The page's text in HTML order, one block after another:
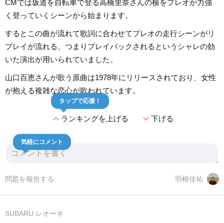
CMでは坂道を自転車で登る高橋里奈さんの横をプレオが力強
く登っていくシーンから始まります。
するとこの曲が流れて歌詞に合わせてプレオの走行シーンがリ
プレイが流れる、つまりプレイバックされるというシャレの効
いた演出が用いられていました。
山口百恵さんが歌う原曲は1978年にリリースされており、女性
が抱える複雑な恋心が歌われています。
expand_lessランキングを上げる
タップで応援！
expand_more下げる
気軽にコメント
羽根佳祐
問題を報告する
SUBARU レオーネ